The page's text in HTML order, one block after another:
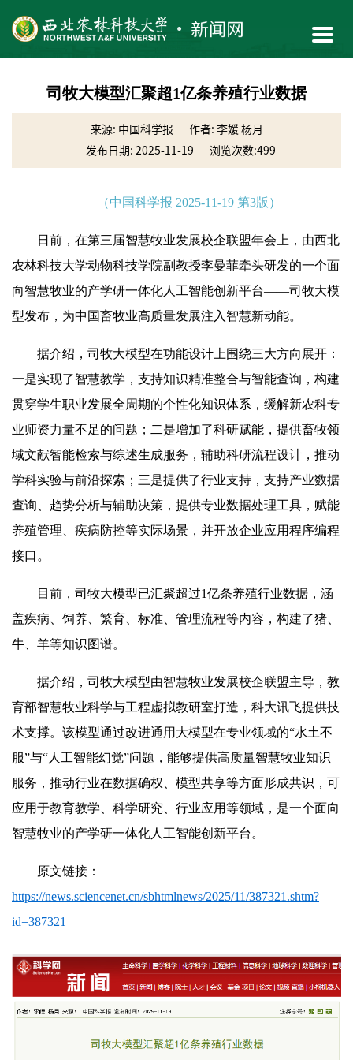
司牧大模型汇聚超1亿条养殖行业数据
来源: 中国科学报
作者: 李媛 杨月
发布日期: 2025-11-19
浏览次数:499
（中国科学报 2025-11-19 第3版）
日前，在第三届智慧牧业发展校企联盟年会上，由西北
农林科技大学动物科技学院副教授李曼菲牵头研发的一个面
向智慧牧业的产学研一体化人工智能创新平台——司牧大模
型发布，为中国畜牧业高质量发展注入智慧新动能。
据介绍，司牧大模型在功能设计上围绕三大方向展开：
一是实现了智慧教学，支持知识精准整合与智能查询，构建
贯穿学生职业发展全周期的个性化知识体系，缓解新农科专
业师资力量不足的问题；二是增加了科研赋能，提供畜牧领
域文献智能检索与综述生成服务，辅助科研流程设计，推动
学科实验与前沿探索；三是提供了行业支持，支持产业数据
查询、趋势分析与辅助决策，提供专业数据处理工具，赋能
养殖管理、疾病防控等实际场景，并开放企业应用程序编程
接口。
目前，司牧大模型已汇聚超过1亿条养殖行业数据，涵
盖疾病、饲养、繁育、标准、管理流程等内容，构建了猪、
牛、羊等知识图谱。
据介绍，司牧大模型由智慧牧业发展校企联盟主导，教
育部智慧牧业科学与工程虚拟教研室打造，科大讯飞提供技
术支撑。该模型通过改进通用大模型在专业领域的“水土不
服”与“人工智能幻觉”问题，能够提供高质量智慧牧业知识
服务，推动行业在数据确权、模型共享等方面形成共识，可
应用于教育教学、科学研究、行业应用等领域，是一个面向
智慧牧业的产学研一体化人工智能创新平台。
原文链接：
https://news.sciencenet.cn/sbhtmlnews/2025/11/387321.shtm?
id=387321